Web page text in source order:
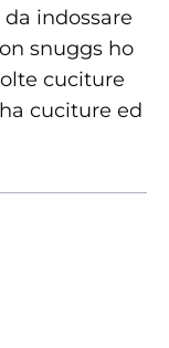
indossare
snuggs ho
cuciture
cuciture ed
su 5 stelle